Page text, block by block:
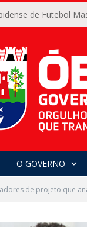
de Futebol
O GOVERNO
de projeto que